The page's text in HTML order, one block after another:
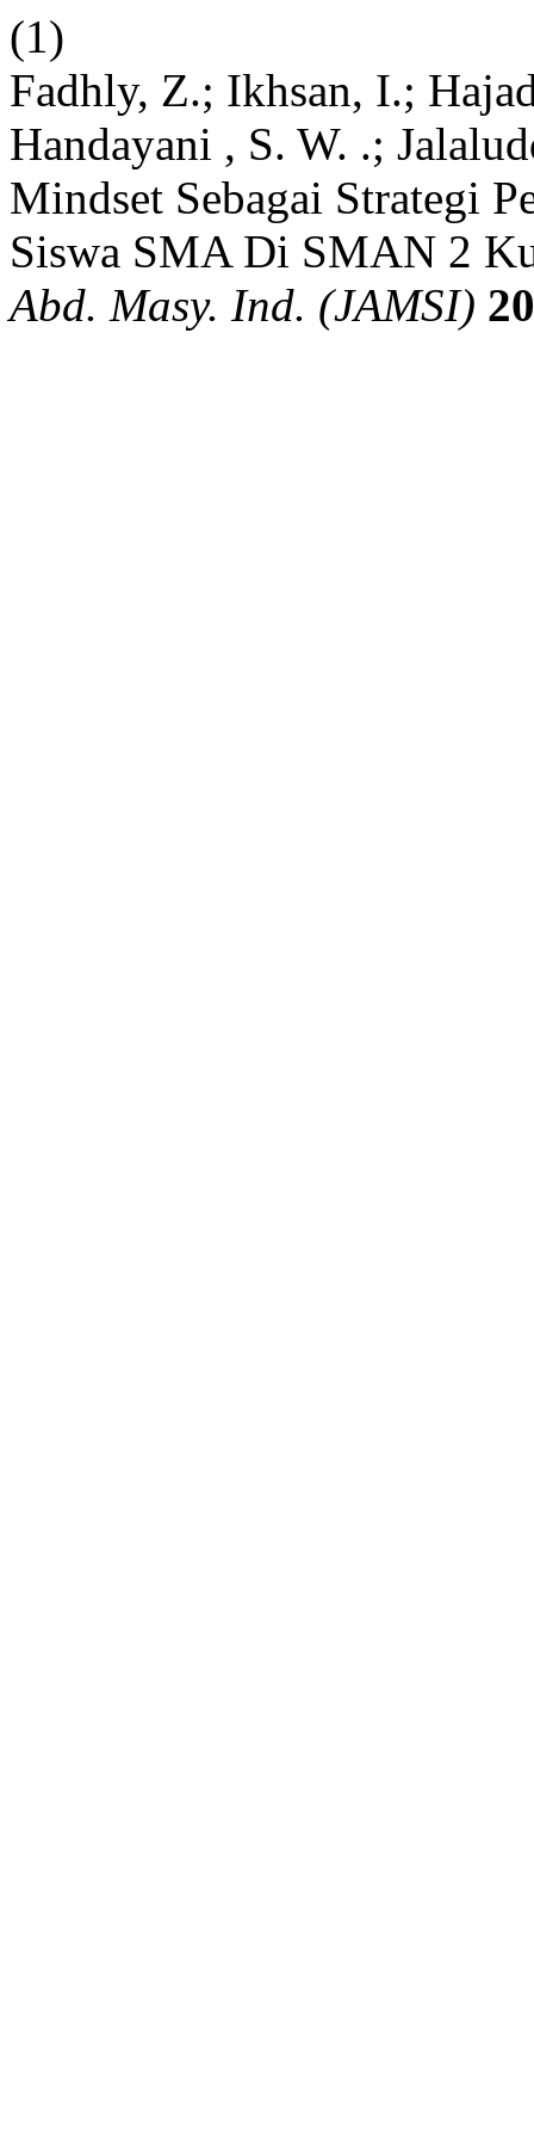
(1)
Fadhly, Z.; Ikhsan, I.;
Handayani , S. W. .;
Mindset Sebagai Strategi
Siswa SMA Di SMAN 2
Abd. Masy. Ind. (JAMSI)